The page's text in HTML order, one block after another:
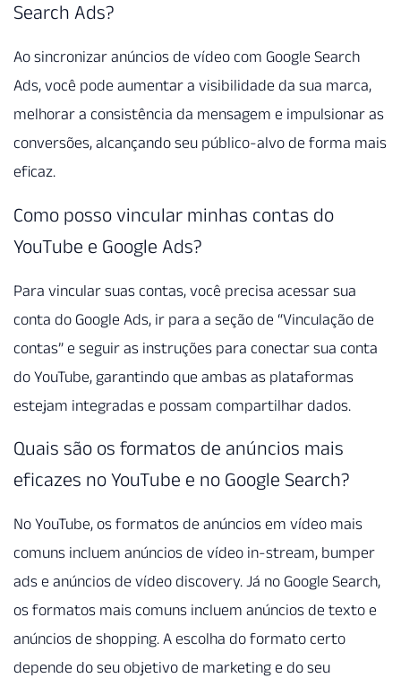
Search Ads?
Ao sincronizar anúncios de vídeo com Google Search
Ads, você pode aumentar a visibilidade da sua marca,
melhorar a consistência da mensagem e impulsionar as
conversões, alcançando seu público-alvo de forma mais
eficaz.
Como posso vincular minhas contas do
YouTube e Google Ads?
Para vincular suas contas, você precisa acessar sua
conta do Google Ads, ir para a seção de “Vinculação de
contas” e seguir as instruções para conectar sua conta
do YouTube, garantindo que ambas as plataformas
estejam integradas e possam compartilhar dados.
Quais são os formatos de anúncios mais
eficazes no YouTube e no Google Search?
No YouTube, os formatos de anúncios em vídeo mais
comuns incluem anúncios de vídeo in-stream, bumper
ads e anúncios de vídeo discovery. Já no Google Search,
os formatos mais comuns incluem anúncios de texto e
anúncios de shopping. A escolha do formato certo
depende do seu objetivo de marketing e do seu